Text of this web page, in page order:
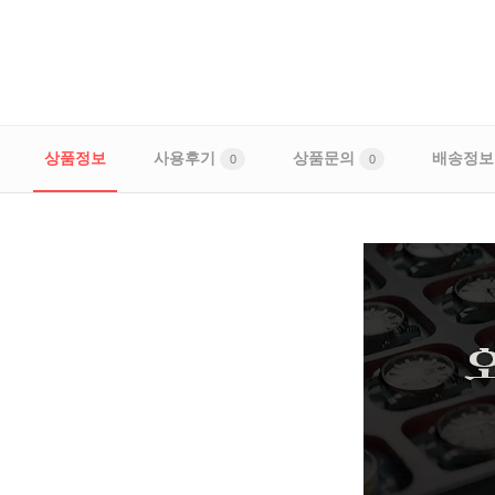
상품정보 사용후기 0 상품문의 0 배송정보